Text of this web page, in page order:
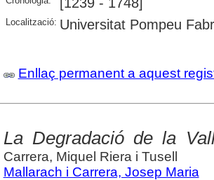
Localització: Universitat Pompeu
Enllaç permanent a aquest
La Degradació de la
Carrera, Miquel Riera i Tusell
Mallarach i Carrera, Josep Maria